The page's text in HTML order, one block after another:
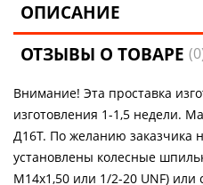
ОПИСАНИЕ
ОТЗЫВЫ О ТОВАРЕ
Внимание! Эта проставка
изготовления 1-1,5 недели.
Д16Т. По желанию заказчика
установлены колесные
М14х1,50 или 1/2-20 UNF) или